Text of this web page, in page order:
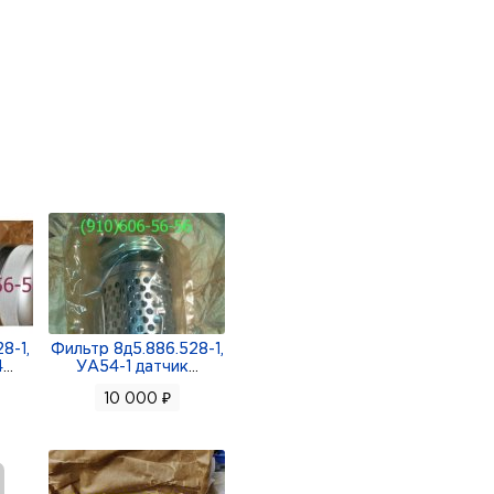
1,
Фильтр 8д5.886.528-1,
УА54-1 датчик
10 000 ₽